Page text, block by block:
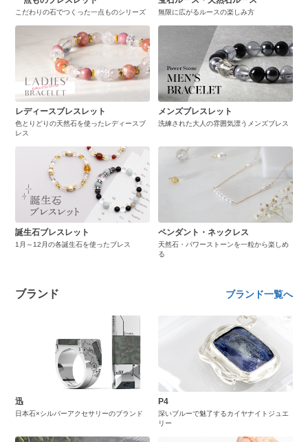
こだわりの石でつくった一点ものシリーズ 無限に広がるルースの楽しみ方
レディースブレスレット
色とりどりの天然石を使ったレディースブ
レス
メンズブレスレット
洗練された大人の雰囲気漂うメンズブレス
誕生石ブレスレット
1月～12月の各誕生石を使ったブレス
ペンダント・ネックレス
天然石・パワーストーンを一粒から楽しめ
る
ブランド ブランド一覧へ
迅
日本石×シルバーアクセサリーのブランド
P4
深いブルーで魅了するカイヤナイトジュエ
リー